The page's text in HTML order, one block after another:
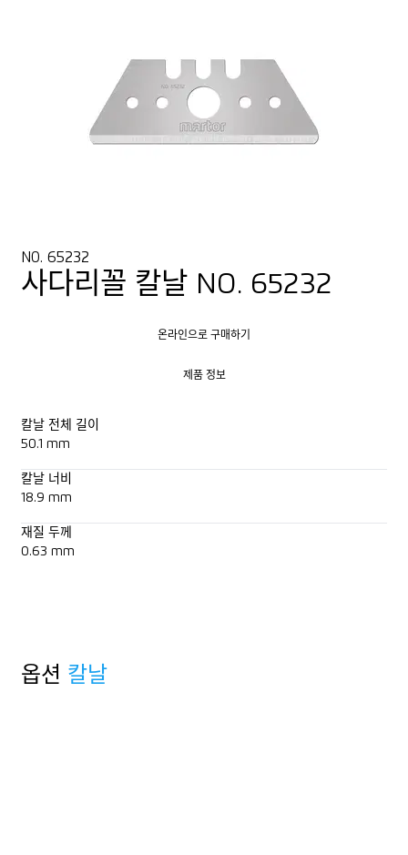
NO. 65232
사다리꼴 칼날 NO. 65232
온라인으로 구매하기
제품 정보
칼날 전체 길이
50.1 mm
칼날 너비
18.9 mm
재질 두께
0.63 mm
옵션 칼날